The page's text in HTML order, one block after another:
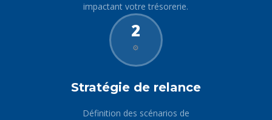
impactant votre trésorerie.
2
⚙️
Stratégie de relance
Définition des scénarios de